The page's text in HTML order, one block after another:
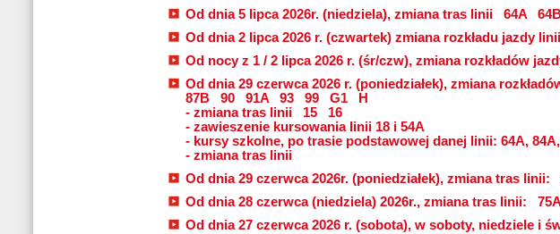
Od dnia 5 lipca 2026r. (niedziela), zmiana tras linii
64A
Od dnia 2 lipca 2026 r. (czwartek) zmiana rozkładu jazdy linii
Od nocy z 1 / 2 lipca 2026 r. (śr/czw), zmiana rozkładów
Od dnia 29 czerwca 2026 r. (poniedziałek), zmiana
87B
90 91A 93 99 G1
H
- zmiana tras linii
15
16
- zawieszenie kursowania linii 18 i 54A
- kursy szkolne, po trasie podstawowej danej linii: 64A,
- zmiana tras linii
Od dnia 29 czerwca 2026r. (poniedziałek), zmiana tras linii:
Od dnia 28 czerwca (niedziela) 2026r., zmiana tras linii:
75A
Od dnia 27 czerwca 2026 r. (sobota), w soboty, niedziele i